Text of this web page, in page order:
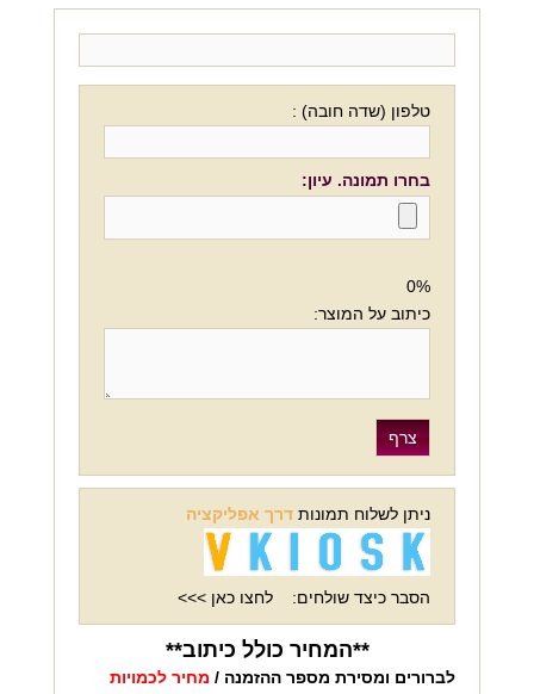
טלפון (שדה חובה) :
בחרו תמונה. עיון:
0%
כיתוב על המוצר:
ניתן לשלוח תמונות דרך אפליקציה
הסבר כיצד שולחים: לחצו כאן >>>
**המחיר כולל כיתוב**
לברורים ומסירת מספר ההזמנה / מחיר לכמויות